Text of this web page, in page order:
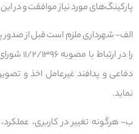
پارکینگ‌های مورد نیاز موافقت و در این
الف- شهرداری ملزم است قبل از صدور
را در
دفاعی و پدافند غیرعامل اخذ و
نماید.
ب- هرگونه تغییر در کاربری،